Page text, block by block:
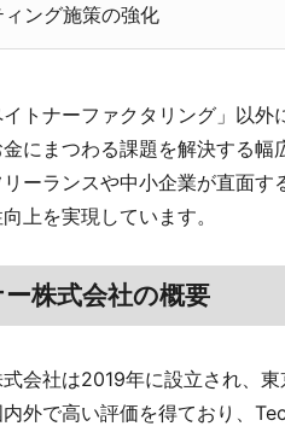
ィング施策の強化
トナーファクタリング」以
にまつわる課題を解決する
ーランスや中小企業が直面
上を実現しています。
株式会社の概要
会社は2019年に設立され、
外で高い評価を得ており、